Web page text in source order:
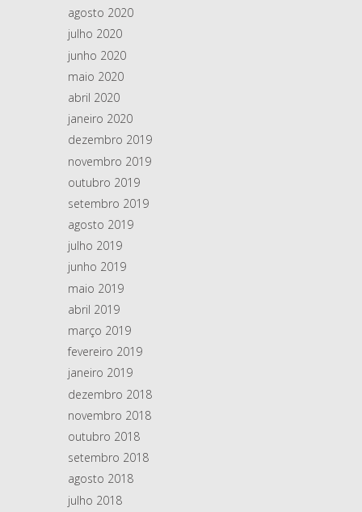
agosto 2020
julho 2020
junho 2020
maio 2020
abril 2020
janeiro 2020
dezembro 2019
novembro 2019
outubro 2019
setembro 2019
agosto 2019
julho 2019
junho 2019
maio 2019
abril 2019
março 2019
fevereiro 2019
janeiro 2019
dezembro 2018
novembro 2018
outubro 2018
setembro 2018
agosto 2018
julho 2018